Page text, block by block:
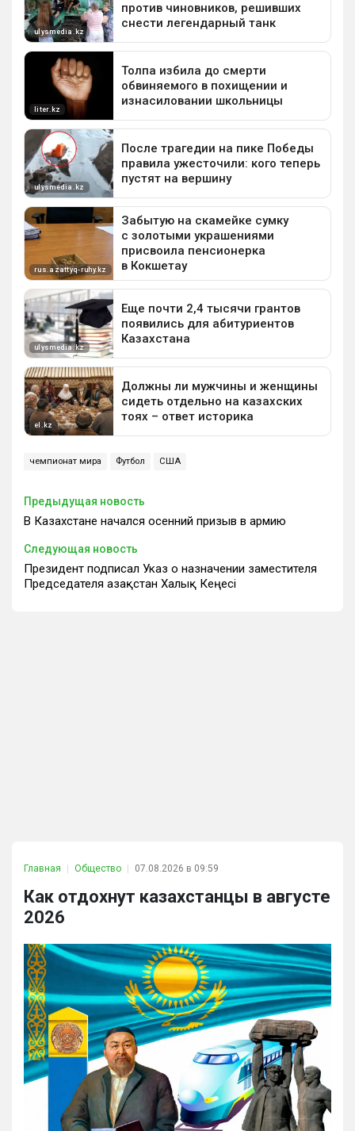
чемпионат мира Футбол США
Предыдущая новость
В Казахстане начался осенний призыв в армию
Следующая новость
Президент подписал Указ о назначении заместителя
Председателя Қазақстан Халық Кеңесі
Главная Общество 07.08.2026 в 09:59
Как отдохнут казахстанцы в августе
2026